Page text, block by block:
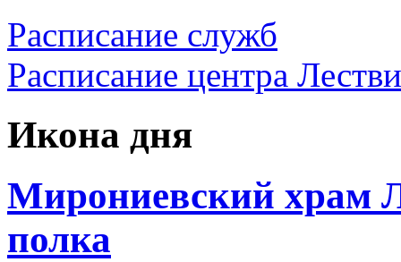
Расписание служб
Расписание центра
Икона дня
Мирониевский храм
полка